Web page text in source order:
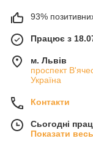
93%
Працює з
м. Львів
проспект
Україна
Контакти
Сьогодні
Показати